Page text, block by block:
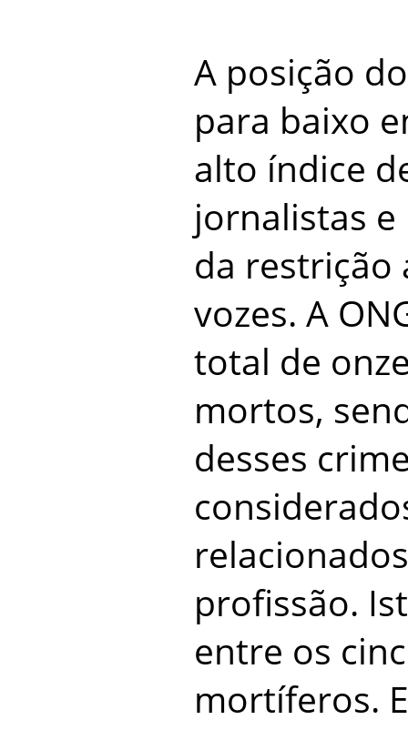
A posição
para baixo
alto índice
jornalistas
da restrição
vozes. A
total de
mortos,
desses
profissão.
entre os
mortíferos.